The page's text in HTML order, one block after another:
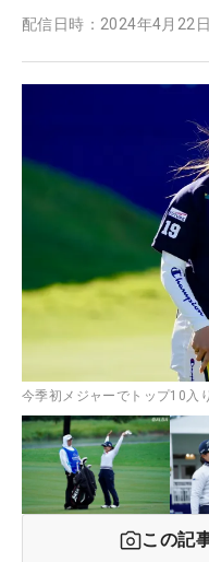
配信日時： 2024年4月22
今季初メジャーでトップ10入
この記